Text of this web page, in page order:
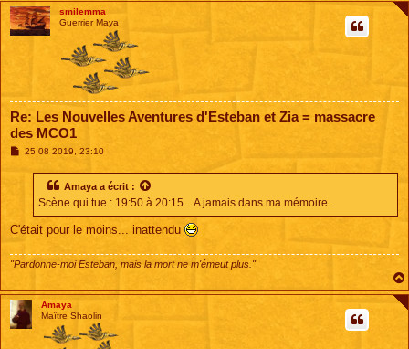
smilemma
Guerrier Maya
Re: Les Nouvelles Aventures d'Esteban et Zia = massacre
des MCO1
M25 08 2019, 23:10
Amaya a écrit :
Scène qui tue : 19:50 à 20:15... A jamais dans ma mémoire.
C'était pour le moins... inattendu
"Pardonne-moi Esteban, mais la mort ne m'émeut plus."
Amaya
Maître Shaolin